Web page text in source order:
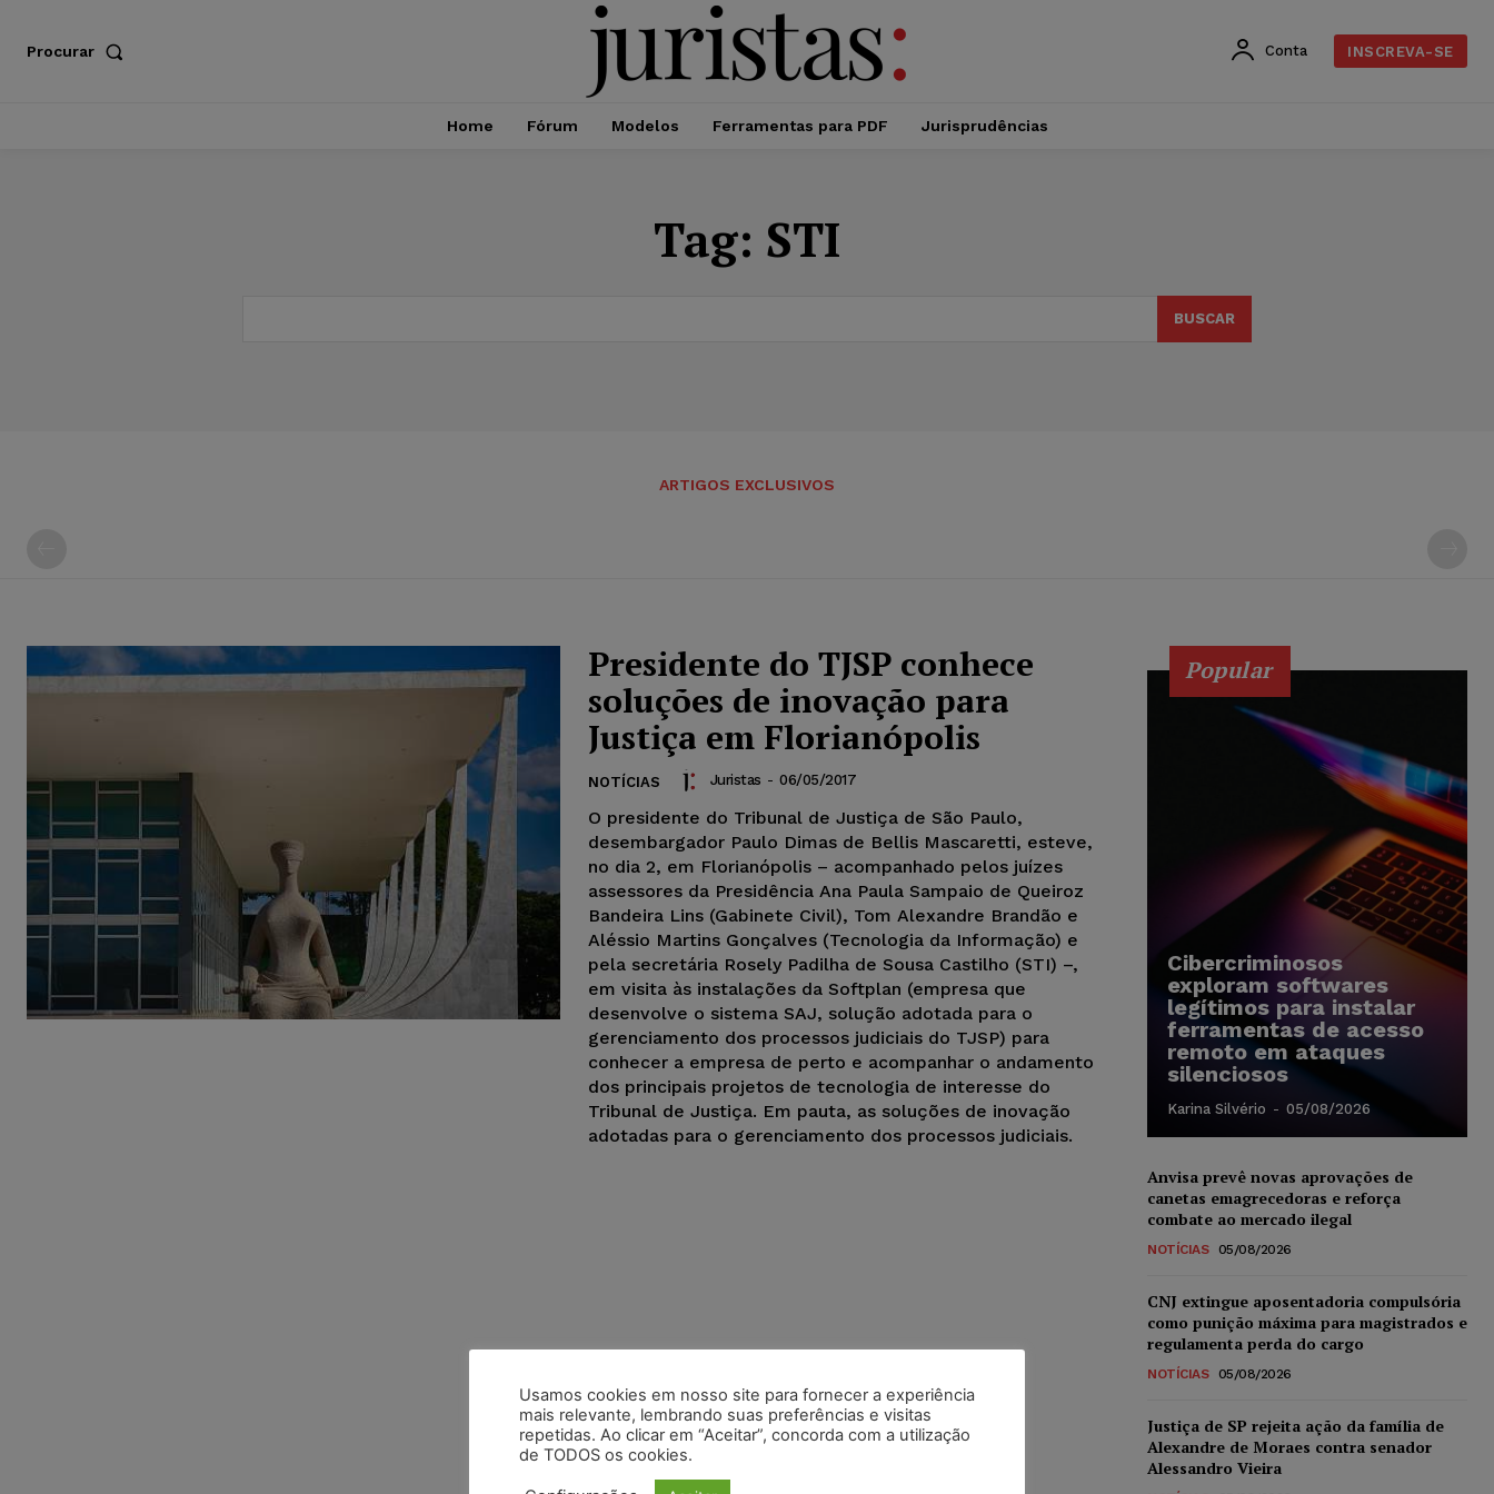
Procurar Conta INSCREVA-SE
Home Fórum Modelos Ferramentas para PDF Jurisprudências
Tag: STI
BUSCAR
ARTIGOS EXCLUSIVOS
Presidente do TJSP conhece
soluções de inovação para
Justiça em Florianópolis
NOTÍCIAS Juristas - 06/05/2017
O presidente do Tribunal de Justiça de São Paulo,
desembargador Paulo Dimas de Bellis Mascaretti, esteve,
no dia 2, em Florianópolis – acompanhado pelos juízes
assessores da Presidência Ana Paula Sampaio de Queiroz
Bandeira Lins (Gabinete Civil), Tom Alexandre Brandão e
Aléssio Martins Gonçalves (Tecnologia da Informação) e
pela secretária Rosely Padilha de Sousa Castilho (STI) –,
em visita às instalações da Softplan (empresa que
desenvolve o sistema SAJ, solução adotada para o
gerenciamento dos processos judiciais do TJSP) para
conhecer a empresa de perto e acompanhar o andamento
dos principais projetos de tecnologia de interesse do
Tribunal de Justiça. Em pauta, as soluções de inovação
adotadas para o gerenciamento dos processos judiciais.
Popular
Cibercriminosos
exploram softwares
legítimos para instalar
ferramentas de acesso
remoto em ataques
silenciosos
Karina Silvério - 05/08/2026
Anvisa prevê novas aprovações de
canetas emagrecedoras e reforça
combate ao mercado ilegal
NOTÍCIAS 05/08/2026
CNJ extingue aposentadoria compulsória
como punição máxima para magistrados e
regulamenta perda do cargo
NOTÍCIAS 05/08/2026
Justiça de SP rejeita ação da família de
Alexandre de Moraes contra senador
Alessandro Vieira
Usamos cookies em nosso site para fornecer a experiência
mais relevante, lembrando suas preferências e visitas
repetidas. Ao clicar em “Aceitar”, concorda com a utilização
de TODOS os cookies.